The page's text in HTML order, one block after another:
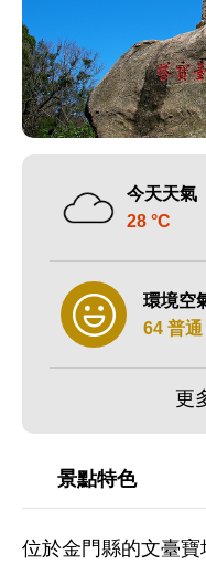
今天天氣
28 °C
環境空
64 普通
更
景點特色
位於金門縣的文臺